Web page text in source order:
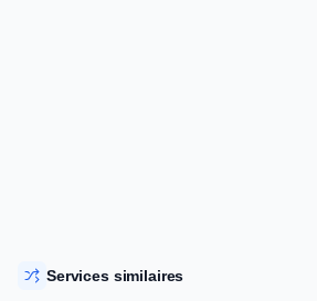
Services similaires